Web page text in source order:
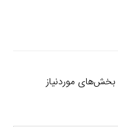
بخش‌های موردنیاز